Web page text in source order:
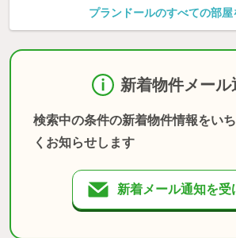
プランドールのすべての部屋
新着物件メール
検索中の条件の新着物件情報をい
くお知らせします
新着メール通知を受